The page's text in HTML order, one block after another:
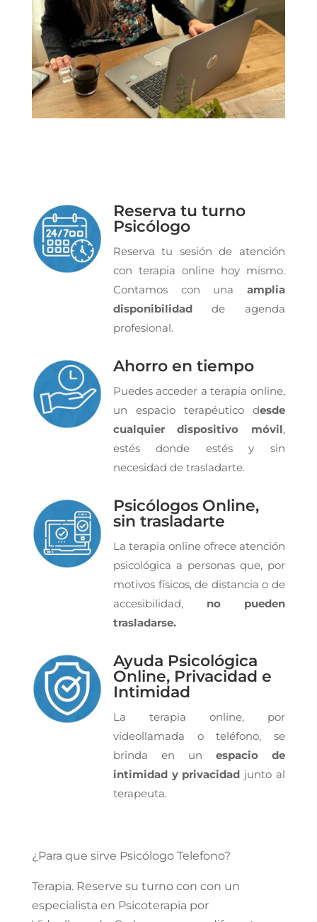
Reserva tu turno
Psicólogo
Reserva tu sesión de atención
con terapia online hoy mismo.
Contamos con una amplia
disponibilidadde agenda
profesional.
Ahorro en tiempo
Puedes acceder a terapia online,
un espacio terapéutico desde
cualquier dispositivo móvil,
estés donde estés y sin
necesidad de trasladarte.
Psicólogos Online,
sin trasladarte
La terapia online ofrece atención
psicológica a personas que, por
motivos físicos, de distancia o de
accesibilidad, no pueden
trasladarse.
Ayuda Psicológica
Online, Privacidad e
Intimidad
La terapia online, por
videollamada o teléfono, se
brinda en un espacio de
intimidad y privacidad junto al
terapeuta.
¿Para que sirve Psicólogo Telefono?
Terapia. Reserve su turno con con un
especialista en Psicoterapia por